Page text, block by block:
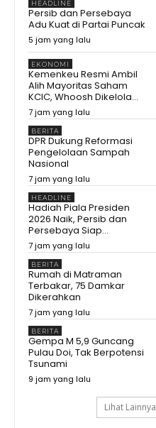
HEADLINE
Persib dan Persebaya
Adu Kuat di Partai Puncak
5 jam yang lalu
EKONOMI
Kemenkeu Resmi Ambil
Alih Mayoritas Saham
KCIC, Whoosh Dikelola...
7 jam yang lalu
BERITA
DPR Dukung Reformasi
Pengelolaan Sampah
Nasional
7 jam yang lalu
HEADLINE
Hadiah Piala Presiden
2026 Naik, Persib dan
Persebaya Siap...
7 jam yang lalu
BERITA
Rumah di Matraman
Terbakar, 75 Damkar
Dikerahkan
7 jam yang lalu
BERITA
Gempa M 5,9 Guncang
Pulau Doi, Tak Berpotensi
Tsunami
9 jam yang lalu
Lihat Lainnya